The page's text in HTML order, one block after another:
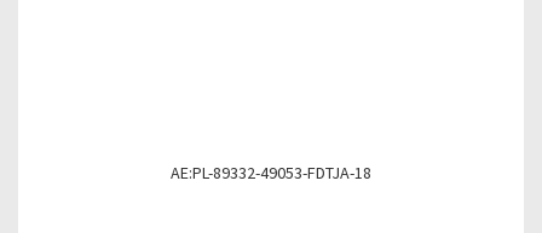
AE:PL-89332-49053-FDTJA-18